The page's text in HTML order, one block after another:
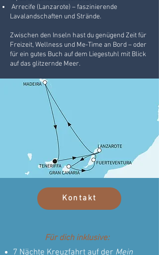
Für dich inklusive:
7 Nächte Kreuzfahrt auf der Mein
Kontakt
Arrecife (Lanzarote) – faszinierende
Lavalandschaften und Strände.
Zwischen den Inseln hast du genügend Zeit für
Freizeit, Wellness und Me-Time an Bord – oder
für ein gutes Buch auf dem Liegestuhl mit Blick
auf das glitzernde Meer.